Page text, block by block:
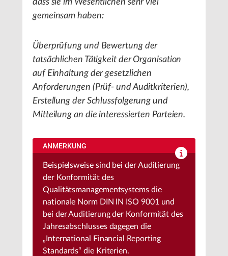
dass sie im Wesentlichen sehr viel
gemeinsam haben:
Überprüfung und Bewertung der
tatsächlichen Tätigkeit der Organisation
auf Einhaltung der gesetzlichen
Anforderungen (Prüf- und Auditkriterien),
Erstellung der Schlussfolgerung und
Mitteilung an die interessierten Parteien.
ANMERKUNG
Beispielsweise sind bei der Auditierung
der Konformität des
Qualitätsmanagementsystems die
nationale Norm DIN IN ISO 9001 und
bei der Auditierung der Konformität des
Jahresabschlusses dagegen die
„International Financial Reporting
Standards“ die Kriterien.